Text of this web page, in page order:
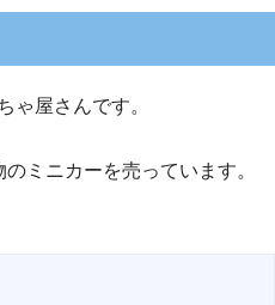
ゃ屋さんです。
ミニカーを売っています。